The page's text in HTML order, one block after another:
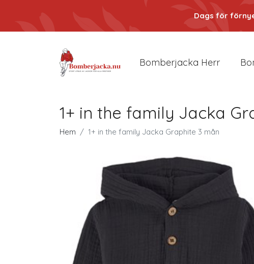
Dags för
Bomberjacka Herr
1+ in the family Jacka
Hem 1+ in the family Jacka Graphite 3 mån